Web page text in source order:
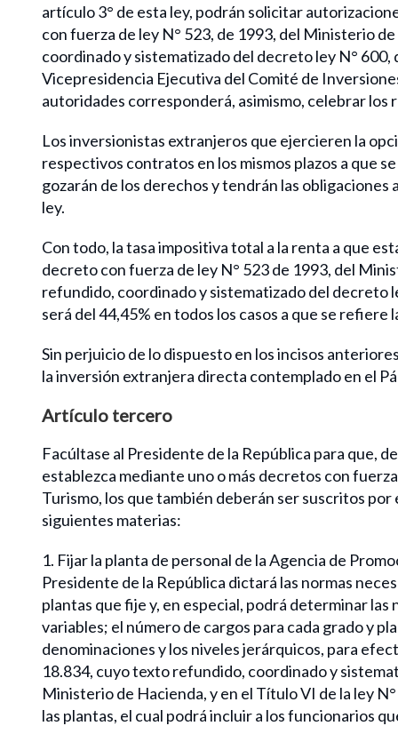
artículo 3° de esta ley, podrán solicitar
con fuerza de ley N° 523, de 1993, del Ministerio
coordinado y sistematizado del decreto ley N°
Vicepresidencia Ejecutiva del Comité de
autoridades corresponderá, asimismo, celebrar
Los inversionistas extranjeros que ejercieren la
respectivos contratos en los mismos plazos a que
gozarán de los derechos y tendrán las
ley.
Con todo, la tasa impositiva total a la renta a que
decreto con fuerza de ley N° 523 de 1993, del
refundido, coordinado y sistematizado del decreto
será del 44,45% en todos los casos a que se refiere
Sin perjuicio de lo dispuesto en los incisos
la inversión extranjera directa contemplado en el
Artículo tercero
Facúltase al Presidente de la República para que,
establezca mediante uno o más decretos con
Turismo, los que también deberán ser suscritos
siguientes materias:
1. Fijar la planta de personal de la Agencia de
Presidente de la República dictará las normas
plantas que fije y, en especial, podrá determinar
variables; el número de cargos para cada grado y
denominaciones y los niveles jerárquicos, para
18.834, cuyo texto refundido, coordinado y
Ministerio de Hacienda, y en el Título VI de la ley
las plantas, el cual podrá incluir a los funcionarios